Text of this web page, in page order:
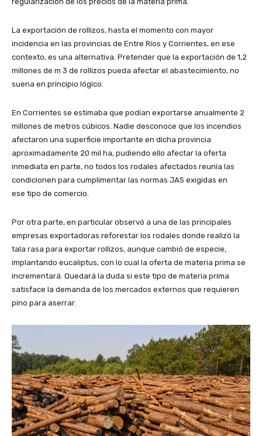
La exportación de rollizos, hasta el momento con mayor
incidencia en las provincias de Entre Ríos y Corrientes, en ese
contexto, es una alternativa. Pretender que la exportación de 1,2
millones de m 3 de rollizos pueda afectar el abastecimiento, no
suena en principio lógico.
En Corrientes se estimaba que podían exportarse anualmente 2
millones de metros cúbicos. Nadie desconoce que los incendios
afectaron una superficie importante en dicha provincia
aproximadamente 20 mil ha, pudiendo ello afectar la oferta
inmediata en parte, no todos los rodales afectados reunía las
condicionen para cumplimentar las normas JAS exigidas en
ese tipo de comercio.
Por otra parte, en particular observó a una de las principales
empresas exportadoras reforestar los rodales donde realizó la
tala rasa para exportar rollizos, aunque cambió de especie,
implantando eucaliptus, con lo cual la oferta de materia prima se
incrementará. Quedará la duda si este tipo de materia prima
satisface la demanda de los mercados externos que requieren
pino para aserrar.